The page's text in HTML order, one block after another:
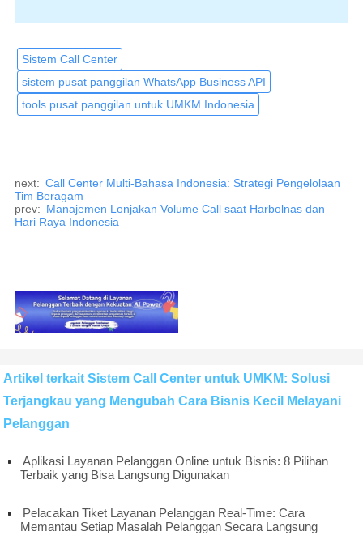
Sistem Call Center
sistem pusat panggilan WhatsApp Business API
tools pusat panggilan untuk UMKM Indonesia
next: Call Center Multi-Bahasa Indonesia: Strategi Pengelolaan
Tim Beragam
prev: Manajemen Lonjakan Volume Call saat Harbolnas dan
Hari Raya Indonesia
Artikel terkait Sistem Call Center untuk UMKM: Solusi
Terjangkau yang Mengubah Cara Bisnis Kecil Melayani
Pelanggan
Aplikasi Layanan Pelanggan Online untuk Bisnis: 8 Pilihan
Terbaik yang Bisa Langsung Digunakan
Pelacakan Tiket Layanan Pelanggan Real-Time: Cara
Memantau Setiap Masalah Pelanggan Secara Langsung